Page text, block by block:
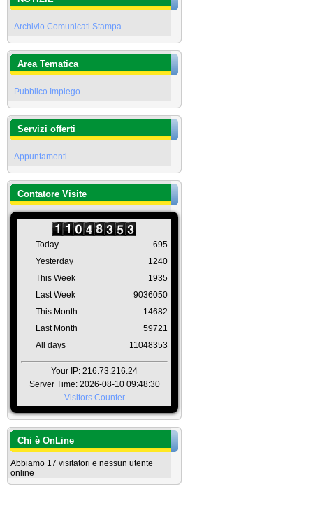
Archivio Comunicati Stampa
Area Tematica
Pubblico Impiego
Servizi offerti
Appuntamenti
Contatore Visite
Today
Yesterday
This Week
Last Week
This Month
Last Month
All days
695
1240
1935
9036050
14682
59721
11048353
Your IP: 216.73.216.24
Server Time: 2026-08-10 09:48:30
Visitors Counter
Chi è OnLine
Abbiamo 17 visitatori e nessun utente
online